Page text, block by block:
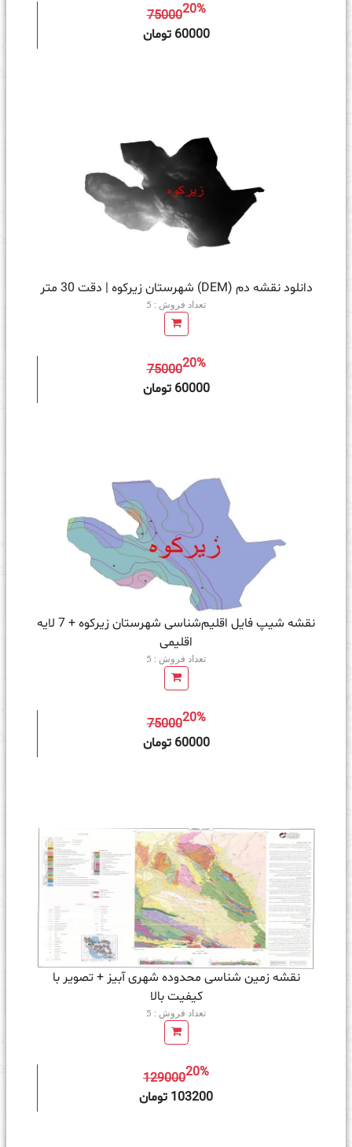
7500020%
60000 تومان
دانلود نقشه دم (DEM) شهرستان زیرکوه | دقت 30 متر
تعداد فروش : 5
7500020%
60000 تومان
نقشه شیپ‌ فایل اقلیم‌شناسی شهرستان زیرکوه + 7 لایه
اقلیمی
تعداد فروش : 5
7500020%
60000 تومان
نقشه زمین‌ شناسی محدوده شهری آبیز + تصویر با
کیفیت بالا
تعداد فروش : 5
12900020%
103200 تومان